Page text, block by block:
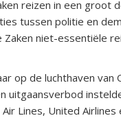
reizen in een groot
tussen politie en
niet-essentiële
op de luchthaven van
uitgaansverbod
Lines, United Airlines